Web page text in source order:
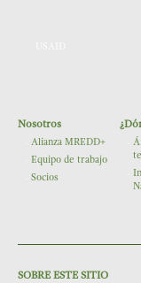
Nosotros
Alianza MREDD+
Equipo de trabajo
Socios
SOBRE ESTE SITIO